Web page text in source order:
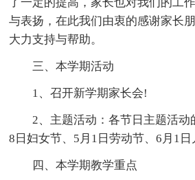
与表扬，在此我们由衷的感谢家长
大力支持与帮助。
三、本学期活动
1、召开新学期家长会!
2、主题活动：各节日主题活动
8日妇女节、5月1日劳动节、6月1日
四、本学期教学重点